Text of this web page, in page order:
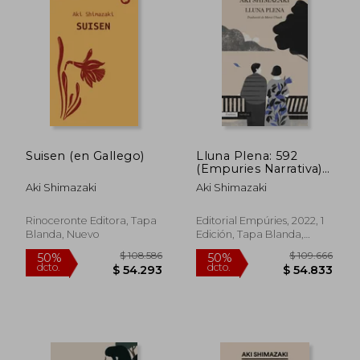
dcto.
50%
dcto.
Suisen (en Gallego)
Aki Shimazaki
Rinoceronte Editora, Tapa
Blanda, Nuevo
Lluna Plena: 592
(Empuries Narrativa)
(en Catalán)
Aki Shimazaki
Editorial Empúries, 2022, 1
Edición, Tapa Blanda,
Nuevo